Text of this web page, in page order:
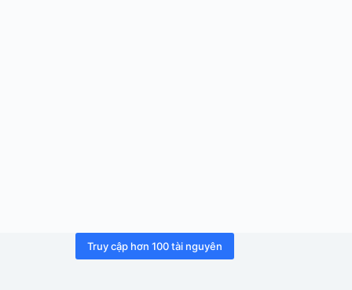
Truy cập hơn 100 tài nguyên